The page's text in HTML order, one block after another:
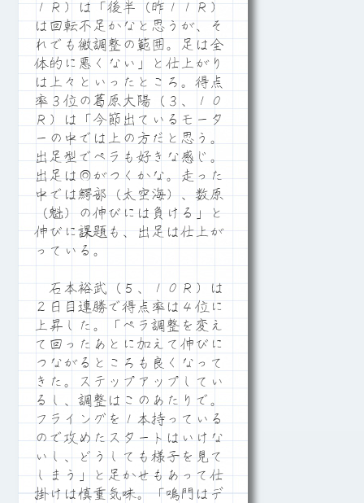
１Ｒ）は「後半（昨１１Ｒ）
は回転不足かなと思うが、そ
れでも微調整の範囲。足は全
体的に悪くない」と仕上がり
は上々といったところ。得点
率３位の葛原大陽（３、１０
Ｒ）は「今節出ているモータ
ーの中では上の方だと思う。
出足型でペラも好きな感じ。
出足は◎がつくかな。走った
中では鰐部（太空海）、数原
（魁）の伸びには負ける」と
伸びに課題も、出足は仕上が
っている。
石本裕武（５、１０Ｒ）は
２日目連勝で得点率は４位に
上昇した。「ペラ調整を変え
て回ったあとに加えて伸びに
つながるところも良くなって
きた。ステップアップしてい
るし、調整はこのあたりで。
フライングを１本持っている
ので攻めたスタートはいけな
いし、どうしても様子を見て
しまう」と足かせもあって仕
掛けは慎重気味。「鳴門はデ